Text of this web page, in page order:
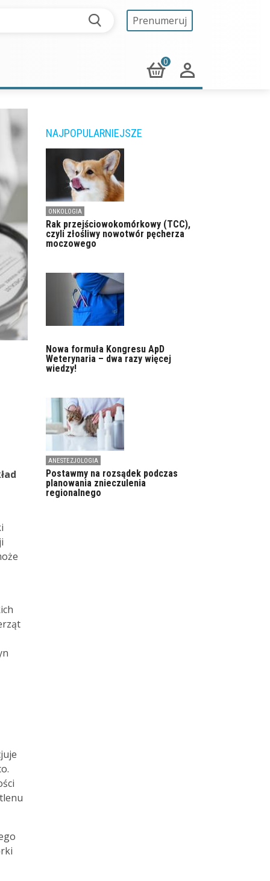
Prenumeruj
0
NAJPOPULARNIEJSZE
ONKOLOGIA
Rak przejściowokomórkowy (TCC),
czyli złośliwy nowotwór pęcherza
moczowego
Nowa formuła Kongresu ApD
Weterynaria – dwa razy więcej
wiedzy!
ANESTEZJOLOGIA
Postawmy na rozsądek podczas
planowania znieczulenia
regionalnego